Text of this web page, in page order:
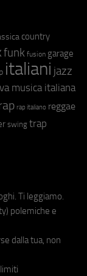
country
funk fusion garage
italiani jazz
musica italiana
rap italiano reggae
swing trap
Ti leggiamo.
polemiche e
dalla tua, non